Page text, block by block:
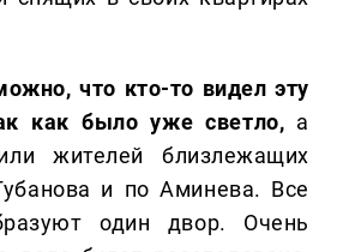
что кто-то видел эту
как было уже светло, а
жителей близлежащих
и по Аминева. Все
один двор. Очень